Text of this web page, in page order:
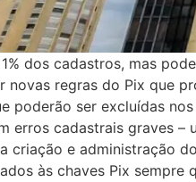
dos cadastros, mas
novas regras do Pix que
poderão ser excluídas
erros cadastrais graves –
criação e administração
às chaves Pix